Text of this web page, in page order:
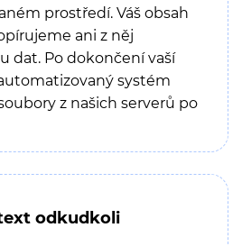
prostředí. Váš obsah
ani z něj
dat. Po dokončení vaší
systém
z našich serverů po
odkudkoli